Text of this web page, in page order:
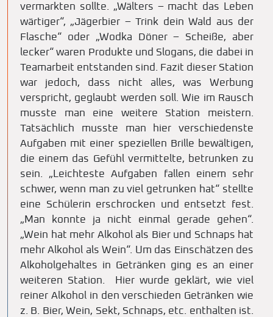
vermarkten sollte. „Wälters – macht das Leben
wärtiger“, „Jägerbier – Trink dein Wald aus der
Flasche“ oder „Wodka Döner – Scheiße, aber
lecker“ waren Produkte und Slogans, die dabei in
Teamarbeit entstanden sind. Fazit dieser Station
war jedoch, dass nicht alles, was Werbung
verspricht, geglaubt werden soll. Wie im Rausch
musste man eine weitere Station meistern.
Tatsächlich musste man hier verschiedenste
Aufgaben mit einer speziellen Brille bewältigen,
die einem das Gefühl vermittelte, betrunken zu
sein. „Leichteste Aufgaben fallen einem sehr
schwer, wenn man zu viel getrunken hat“ stellte
eine Schülerin erschrocken und entsetzt fest.
„Man konnte ja nicht einmal gerade gehen“.
„Wein hat mehr Alkohol als Bier und Schnaps hat
mehr Alkohol als Wein“. Um das Einschätzen des
Alkoholgehaltes in Getränken ging es an einer
weiteren Station. Hier wurde geklärt, wie viel
reiner Alkohol in den verschieden Getränken wie
z. B. Bier, Wein, Sekt, Schnaps, etc. enthalten ist.